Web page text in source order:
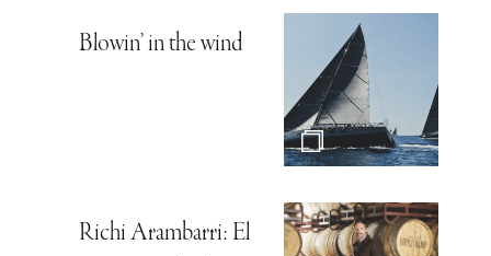
Blowin’ in the wind
Richi Arambarri: El